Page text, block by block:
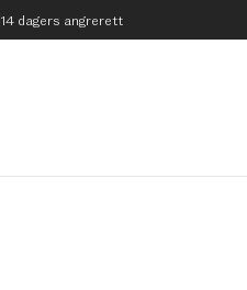
14 dagers angrerett